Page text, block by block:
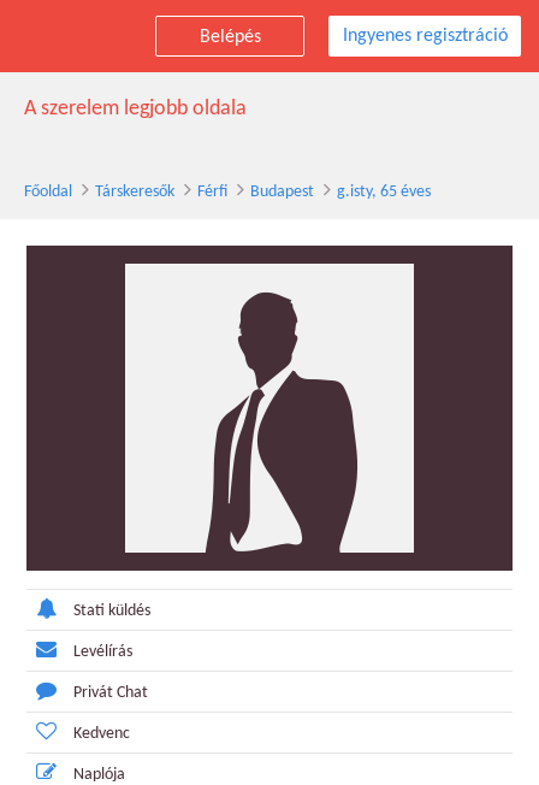
Belépés Ingyenes regisztráció
g.isty társkereső férfi, 65 éves, Budapest
A szerelem legjobb oldala
Főoldal Társkeresők Férfi Budapest g.isty, 65 éves
Stati küldés
Levélírás
Privát Chat
Kedvenc
Naplója